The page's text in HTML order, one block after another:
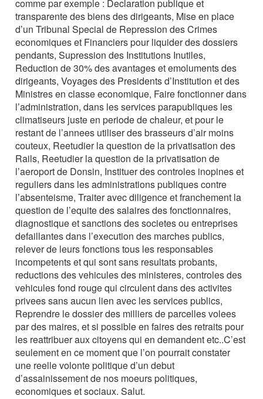
comme par exemple : Declaration publique et
transparente des biens des dirigeants, Mise en place
d’un Tribunal Special de Repression des Crimes
economiques et Financiers pour liquider des dossiers
pendants, Supression des Institutions Inutiles,
Reduction de 30% des avantages et emoluments des
dirigeants, Voyages des Presidents d’Institution et des
Ministres en classe economique, Faire fonctionner dans
l’administration, dans les services parapubliques les
climatiseurs juste en periode de chaleur, et pour le
restant de l’annees utiliser des brasseurs d’air moins
couteux, Reetudier la question de la privatisation des
Rails, Reetudier la question de la privatisation de
l’aeroport de Donsin, Instituer des controles inopines et
reguliers dans les administrations publiques contre
l’absenteisme, Traiter avec diligence et franchement la
question de l’equite des salaires des fonctionnaires,
diagnostique et sanctions des societes ou entreprises
defaillantes dans l’execution des marches publics,
relever de leurs fonctions tous les responsables
incompetents et qui sont sans resultats probants,
reductions des vehicules des ministeres, controles des
vehicules fond rouge qui circulent dans des activites
privees sans aucun lien avec les services publics,
Reprendre le dossier des milliers de parcelles volees
par des maires, et si possible en faires des retraits pour
les reattribuer aux citoyens qui en demandent etc..C’est
seulement en ce moment que l’on pourrait constater
une reelle volonte politique d’un debut
d’assainissement de nos moeurs politiques,
economiques et sociaux. Salut.